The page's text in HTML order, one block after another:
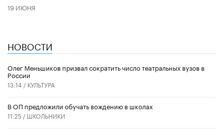
19 ИЮНЯ
НОВОСТИ
Олег Меньшиков призвал сократить число театральных вузов в
России
13:14 / КУЛЬТУРА
В ОП предложили обучать вождению в школах
11:25 / ШКОЛЬНИКИ